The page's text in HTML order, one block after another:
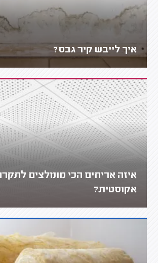
איך לייבש קיר גבס?
איזה אריחים הכי מומלצים
אקוסטית?